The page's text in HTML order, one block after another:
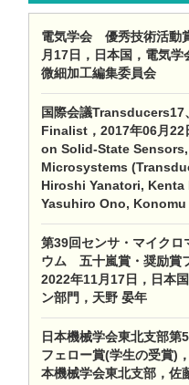
電気学会 優秀技術活動
月17日，日本国，電気
微細加工編集委員会
国際会議
Finalist，2017年06月
on Solid-State
Microsystems
Hiroshi Yanatori,
Yasuhiro Ono, Konomu
第39回センサ・マイクロ
ウム 五十嵐賞・奨励賞
2022年11月17日，日本
ン部門，天野 晏年
日本機械学会東北支部
フェロー賞(学生の受賞)
本機械学会東北支部，佐